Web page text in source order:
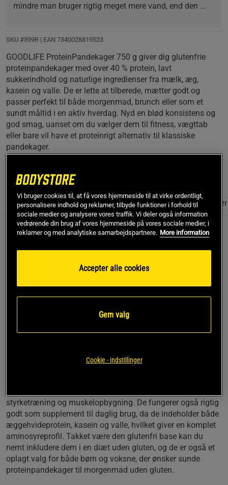
mindre man bruger rigtig meget mere vand, end den
mere om bolledej, og den traditionelle kan ikke
SKU #599R | EAN 7340028819523
GOODLIFE ProteinPandekager 750 g giver dig glutenfrie
proteinpandekager med over 40 % protein, lavt
sukkerindhold og naturlige ingredienser fra mælk, æg,
kasein og valle. De er lette at tilberede, mætter godt og
passer perfekt til både morgenmad, brunch eller som et
sundt måltid i en aktiv hverdag. Nyd en blød konsistens og
god smag, uanset om du vælger dem til fitness, vægttab
eller bare vil have et proteinrigt alternativ til klassiske
pandekager.
Information Anmeldelser(42) Næringsværdi og ingredienser
Beskrivelse
proteinpandekager med højt proteinindhold, der både
blød konsistens og en god smag, uanset om du vælger dem
et sundere alternativ til almindelige pandekager.
styrketræning og muskelopbygning. De fungerer også rigtig
godt som supplement til daglig brug, da de indeholder både
æggehvideprotein, kasein og valle, hvilket giver en komplet
aminosyreprofil. Takket være den glutenfri base kan du
nemt inkludere dem i en diæt uden gluten, og de er også et
oplagt valg for både børn og voksne, der ønsker sunde
proteinpandekager til morgenmad uden gluten.
Vi bruger cookies til, at få vores hjemmeside til at virke ordentligt,
personalisere indhold og reklamer, tilbyde funktioner i forhold til
sociale medier og analysere vores traffik. Vi deler også information
vedrørende din brug af vores hjemmeside på vores sociale medier, i
reklamer og med analytiske samarbejdspartnere. More information
Accepter alle cookies
Gem valg
Cookie - indstillinger